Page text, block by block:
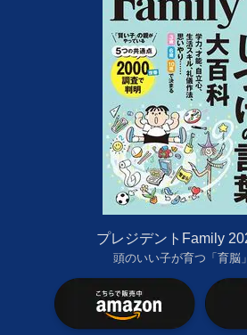
プレジデントFamily
頭のいい子が育つ「育脳